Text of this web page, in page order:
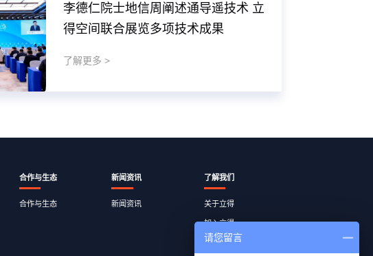
李德仁院士地信周阐述通导遥技术 立
得空间联合展览多项技术成果
了解更多 >
合作与生态
合作与生态
新闻资讯
新闻资讯
了解我们
关于立得
加入立得
员工查询
请您留言